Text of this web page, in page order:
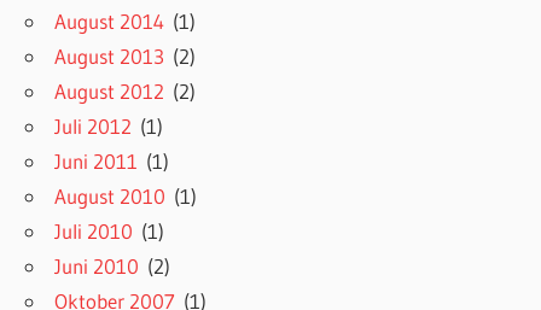
August 2014 (1)
August 2013 (2)
August 2012 (2)
Juli 2012 (1)
Juni 2011 (1)
August 2010 (1)
Juli 2010 (1)
Juni 2010 (2)
Oktober 2007 (1)